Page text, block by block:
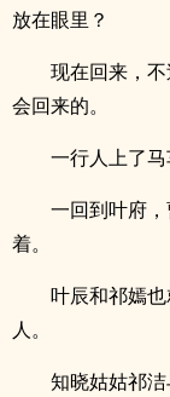
放在眼里？
现在回来，
会回来的。
一行人上了马
一回到叶府
着。
叶辰和祁嫣
人。
知晓姑姑祁